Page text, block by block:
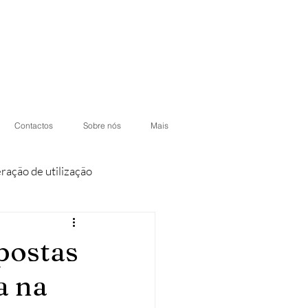
Contactos Sobre nós Mais
de utilização
Condomínios
na